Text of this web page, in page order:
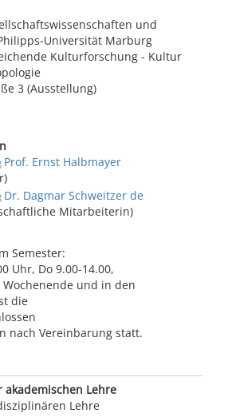
und
Universität Marburg
Kulturforschung - Kultur
3 (Ausstellung)
Prof. Ernst Halbmayer
Dr. Dagmar Schweitzer de
Mitarbeiterin)
Semester:
Uhr, Do 9.00-14.00,
Wochenende und in den
die
nach Vereinbarung statt.
Lehre
Lehre